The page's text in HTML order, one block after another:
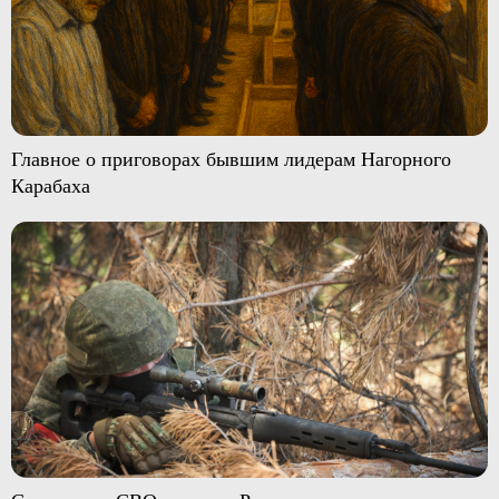
Главное о приговорах бывшим лидерам Нагорного
Карабаха